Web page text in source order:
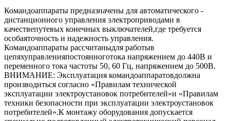
Командоаппараты предназначены для автоматического -
дистанционного управления электроприводами в
качествепутевых конечных выключателей,где требуется
особаяточность и надежность управления.
Командоаппараты рассчитаныдля работыв
цепяхуправленияпостоянноготока напряжением до 440В и
переменного тока частоты 50, 60 Гц, напряжением до 500В.
ВНИМАНИЕ: Эксплуатация командоаппаратовдолжна
производиться согласно «Правилам технической
эксплуатации электроустановок потребителей»и «Правилам
техники безопасности при эксплуатации электроустановок
потребителей».К монтажу оборудования допускается